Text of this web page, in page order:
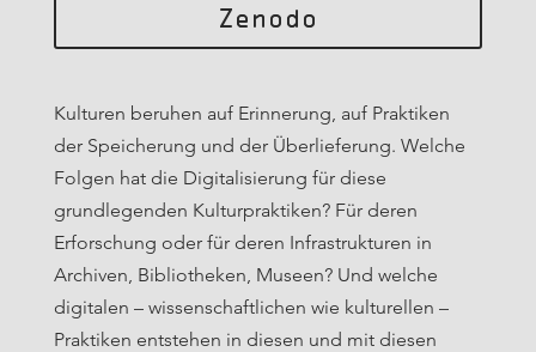
Zenodo
Kulturen beruhen auf Erinnerung, auf Praktiken
der Speicherung und der Überlieferung. Welche
Folgen hat die Digitalisierung für diese
grundlegenden Kulturpraktiken? Für deren
Erforschung oder für deren Infrastrukturen in
Archiven, Bibliotheken, Museen? Und welche
digitalen – wissenschaftlichen wie kulturellen –
Praktiken entstehen in diesen und mit diesen